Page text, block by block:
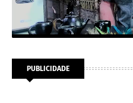
PUBLICIDADE